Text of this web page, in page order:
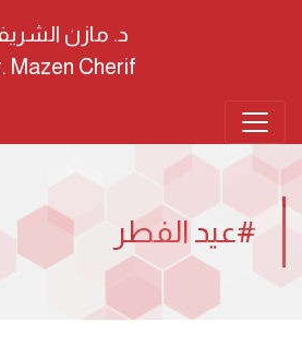
د. مازن
Mazen Cherif
#عيد الفطر